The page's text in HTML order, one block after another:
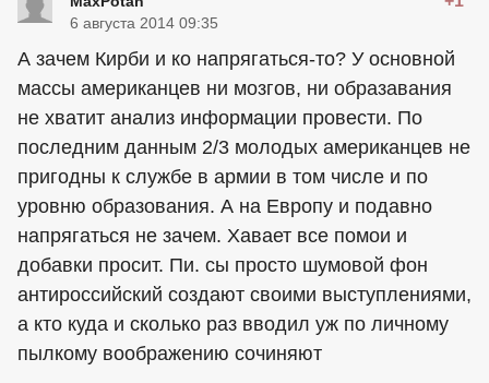
6 августа 2014 09:35
А зачем Кирби и ко напрягаться-то? У основной
массы американцев ни мозгов, ни образавания
не хватит анализ информации провести. По
последним данным 2/3 молодых американцев не
пригодны к службе в армии в том числе и по
уровню образования. А на Европу и подавно
напрягаться не зачем. Хавает все помои и
добавки просит. Пи. сы просто шумовой фон
антироссийский создают своими выступлениями,
а кто куда и сколько раз вводил уж по личному
пылкому воображению сочиняют